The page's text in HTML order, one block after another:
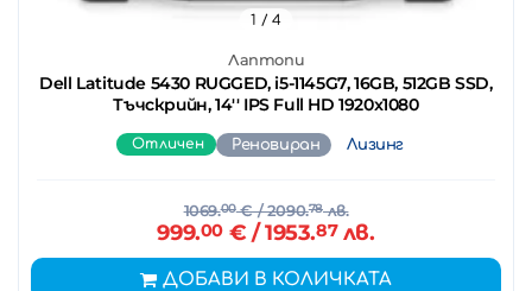
Лаптопи
Dell Latitude 5430 RUGGED, i5-1145G7, 16GB, 512GB SSD,
Тъчскрийн, 14'' IPS Full HD 1920x1080
1 / 4
Отличен Реновиран Лизинг
1069.00€/ 2090.78лв.
999.00€ / 1953.87лв.
ДОБАВИ В КОЛИЧКАТА